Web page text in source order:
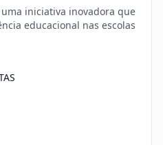
iniciativa inovadora que
educacional nas escolas